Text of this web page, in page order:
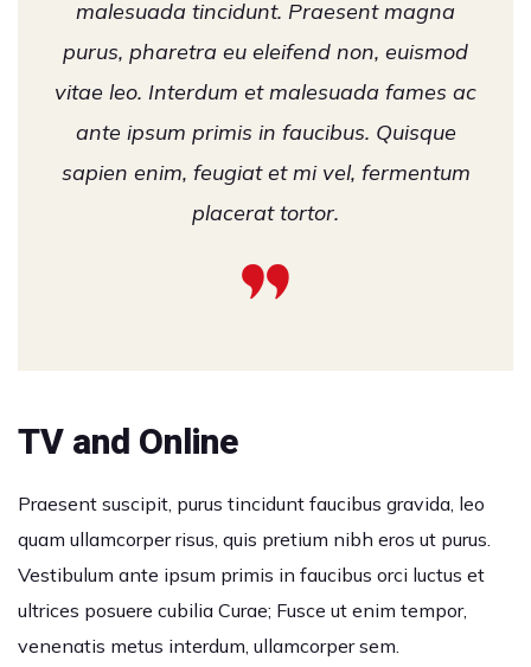
malesuada tincidunt. Praesent magna
purus, pharetra eu eleifend non, euismod
vitae leo. Interdum et malesuada fames ac
ante ipsum primis in faucibus. Quisque
sapien enim, feugiat et mi vel, fermentum
placerat tortor.
TV and Online
Praesent suscipit, purus tincidunt faucibus gravida, leo
quam ullamcorper risus, quis pretium nibh eros ut purus.
Vestibulum ante ipsum primis in faucibus orci luctus et
ultrices posuere cubilia Curae; Fusce ut enim tempor,
venenatis metus interdum, ullamcorper sem.